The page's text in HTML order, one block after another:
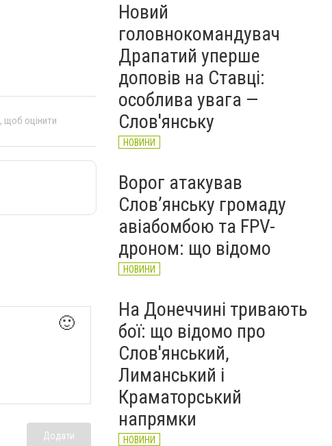
, щоб оцінити
🙂
Додати
Новий
головнокомандувач
Драпатий уперше
доповів на Ставці:
особлива увага —
Слов'янську
НОВИНИ
Ворог атакував
Слов’янську громаду
авіабомбою та FPV-
дроном: що відомо
НОВИНИ
На Донеччині тривають
бої: що відомо про
Слов'янський,
Лиманський і
Краматорський
напрямки
НОВИНИ